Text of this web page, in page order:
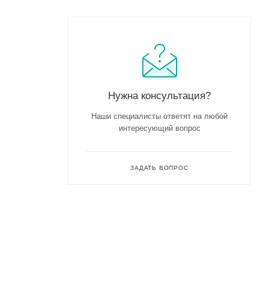
Нужна консультация?
Наши специалисты ответят на любой
интересующий вопрос
ЗАДАТЬ ВОПРОС